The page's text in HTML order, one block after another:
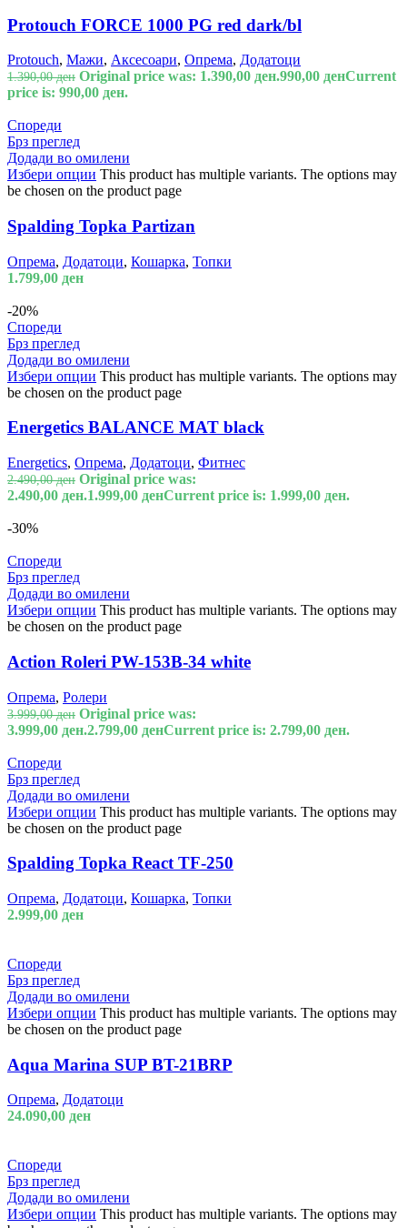
Protouch FORCE 1000 PG red dark/bl
Protouch, Мажи, Аксесоари, Опрема, Додатоци
1.390,00ден Original price was: 1.390,00 ден.990,00 денCurrent
price is: 990,00 ден.
Спореди
Брз преглед
Додади во омилени
Избери опции This product has multiple variants. The options may
be chosen on the product page
Spalding Topka Partizan
Опрема, Додатоци, Кошарка, Топки
1.799,00 ден
-20%
Спореди
Брз преглед
Додади во омилени
Избери опции This product has multiple variants. The options may
be chosen on the product page
Energetics BALANCE MAT black
Energetics, Опрема, Додатоци, Фитнес
2.490,00ден Original price was:
2.490,00 ден.1.999,00 денCurrent price is: 1.999,00 ден.
-30%
Спореди
Брз преглед
Додади во омилени
Избери опции This product has multiple variants. The options may
be chosen on the product page
Action Roleri PW-153B-34 white
Опрема, Ролери
3.999,00ден Original price was:
3.999,00 ден.2.799,00 денCurrent price is: 2.799,00 ден.
Спореди
Брз преглед
Додади во омилени
Избери опции This product has multiple variants. The options may
be chosen on the product page
Spalding Topka React TF-250
Опрема, Додатоци, Кошарка, Топки
2.999,00 ден
Спореди
Брз преглед
Додади во омилени
Избери опции This product has multiple variants. The options may
be chosen on the product page
Aqua Marina SUP BT-21BRP
Опрема, Додатоци
24.090,00 ден
Спореди
Брз преглед
Додади во омилени
Избери опции This product has multiple variants. The options may